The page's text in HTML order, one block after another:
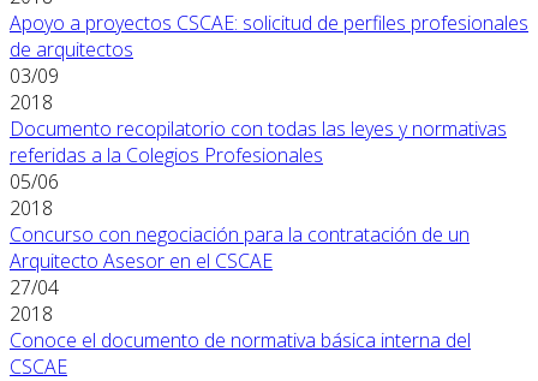
Apoyo a proyectos CSCAE: solicitud de perfiles profesionales
de arquitectos
03/09
2018
Documento recopilatorio con todas las leyes y normativas
referidas a la Colegios Profesionales
05/06
2018
Concurso con negociación para la contratación de un
Arquitecto Asesor en el CSCAE
27/04
2018
Conoce el documento de normativa básica interna del
CSCAE